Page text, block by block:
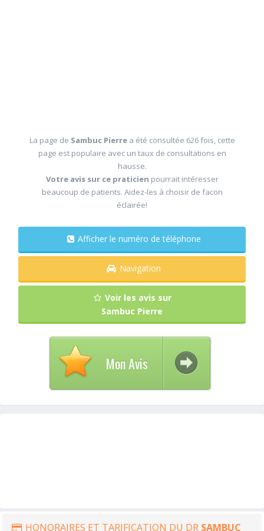
La page de Sambuc Pierre a été consultée 626 fois, cette
page est populaire avec un taux de consultations en
hausse.
Votre avis sur ce praticien pourrait intéresser
beaucoup de patients. Aidez-les à choisir de facon
éclairée!
Afficher le numéro de téléphone
Navigation
Voir les avis sur
Sambuc Pierre
Mon Avis
HONORAIRES ET TARIFICATION DU DR SAMBUC